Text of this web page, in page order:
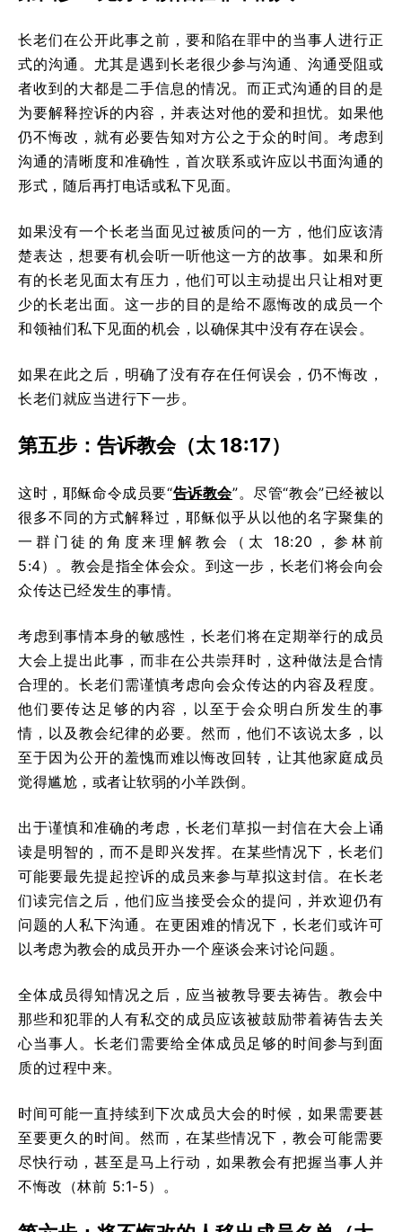
长老们在公开此事之前，要和陷在罪中的当事人进行正
式的沟通。尤其是遇到长老很少参与沟通、沟通受阻或
者收到的大都是二手信息的情况。而正式沟通的目的是
为要解释控诉的内容，并表达对他的爱和担忧。如果他
仍不悔改，就有必要告知对方公之于众的时间。考虑到
沟通的清晰度和准确性，首次联系或许应以书面沟通的
形式，随后再打电话或私下见面。
如果没有一个长老当面见过被质问的一方，他们应该清
楚表达，想要有机会听一听他这一方的故事。如果和所
有的长老见面太有压力，他们可以主动提出只让相对更
少的长老出面。这一步的目的是给不愿悔改的成员一个
和领袖们私下见面的机会，以确保其中没有存在误会。
如果在此之后，明确了没有存在任何误会，仍不悔改，
长老们就应当进行下一步。
第五步：告诉教会（太 18:17）
这时，耶稣命令成员要“告诉教会”。尽管“教会”已经被以
很多不同的方式解释过，耶稣似乎从以他的名字聚集的
一群门徒的角度来理解教会（太 18:20，参林前
5:4）。教会是指全体会众。到这一步，长老们将会向会
众传达已经发生的事情。
考虑到事情本身的敏感性，长老们将在定期举行的成员
大会上提出此事，而非在公共崇拜时，这种做法是合情
合理的。长老们需谨慎考虑向会众传达的内容及程度。
他们要传达足够的内容，以至于会众明白所发生的事
情，以及教会纪律的必要。然而，他们不该说太多，以
至于因为公开的羞愧而难以悔改回转，让其他家庭成员
觉得尴尬，或者让软弱的小羊跌倒。
出于谨慎和准确的考虑，长老们草拟一封信在大会上诵
读是明智的，而不是即兴发挥。在某些情况下，长老们
可能要最先提起控诉的成员来参与草拟这封信。在长老
们读完信之后，他们应当接受会众的提问，并欢迎仍有
问题的人私下沟通。在更困难的情况下，长老们或许可
以考虑为教会的成员开办一个座谈会来讨论问题。
全体成员得知情况之后，应当被教导要去祷告。教会中
那些和犯罪的人有私交的成员应该被鼓励带着祷告去关
心当事人。长老们需要给全体成员足够的时间参与到面
质的过程中来。
时间可能一直持续到下次成员大会的时候，如果需要甚
至要更久的时间。然而，在某些情况下，教会可能需要
尽快行动，甚至是马上行动，如果教会有把握当事人并
不悔改（林前 5:1-5）。